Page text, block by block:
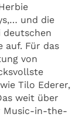
und die
deutschen
auf. Für das
von
Tilo Ederer,
weit über
Music-in-the-